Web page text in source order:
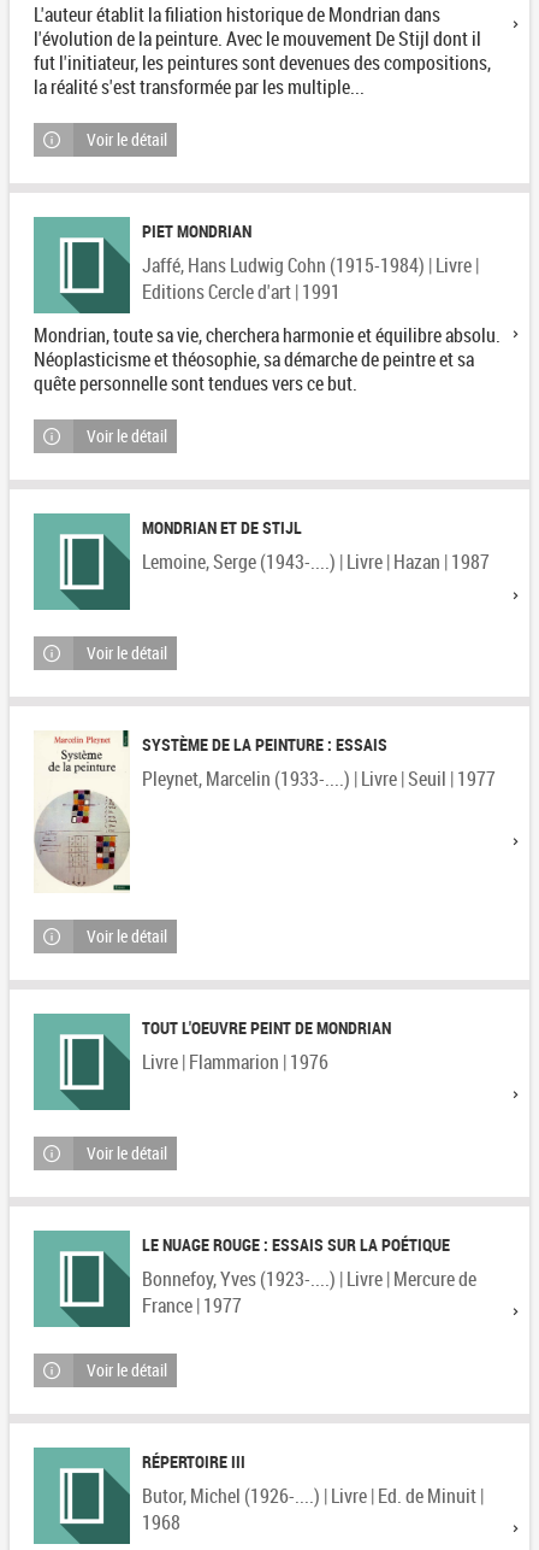
L'auteur établit la filiation historique de Mondrian dans
l'évolution de la peinture. Avec le mouvement De Stijl dont il
fut l'initiateur, les peintures sont devenues des compositions,
la réalité s'est transformée par les multiple...
Voir le détail
PIET MONDRIAN
Jaffé, Hans Ludwig Cohn (1915-1984) | Livre |
Editions Cercle d'art | 1991
Mondrian, toute sa vie, cherchera harmonie et équilibre absolu.
Néoplasticisme et théosophie, sa démarche de peintre et sa
quête personnelle sont tendues vers ce but.
Voir le détail
MONDRIAN ET DE STIJL
Lemoine, Serge (1943-....) | Livre | Hazan | 1987
Voir le détail
SYSTÈME DE LA PEINTURE : ESSAIS
Pleynet, Marcelin (1933-....) | Livre | Seuil | 1977
Voir le détail
TOUT L'OEUVRE PEINT DE MONDRIAN
Livre | Flammarion | 1976
Voir le détail
LE NUAGE ROUGE : ESSAIS SUR LA POÉTIQUE
Bonnefoy, Yves (1923-....) | Livre | Mercure de
France | 1977
Voir le détail
RÉPERTOIRE III
Butor, Michel (1926-....) | Livre | Ed. de Minuit |
1968